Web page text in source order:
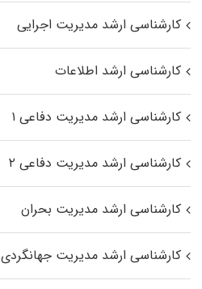
کارشناسی ارشد مدیریت اجرایی
کارشناسی ارشد اطلاعات
کارشناسی ارشد مدیریت دفاعی ۱
کارشناسی ارشد مدیریت دفاعی ۲
کارشناسی ارشد مدیریت بحران
کارشناسی ارشد مدیریت جهانگردی